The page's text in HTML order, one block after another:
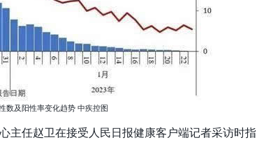
数及阳性率变化趋势 中疾控图
主任赵卫在接受人民日报健康客户端记者采访时指